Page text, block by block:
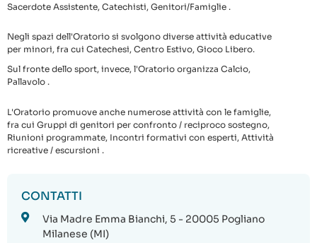
Sacerdote Assistente, Catechisti, Genitori/Famiglie .
Negli spazi dell'Oratorio si svolgono diverse attività educative
per minori, fra cui Catechesi, Centro Estivo, Gioco Libero.
Sul fronte dello sport, invece, l'Oratorio organizza Calcio,
Pallavolo .
L'Oratorio promuove anche numerose attività con le famiglie,
fra cui Gruppi di genitori per confronto / reciproco sostegno,
Riunioni programmate, Incontri formativi con esperti, Attività
ricreative / escursioni .
CONTATTI
Via Madre Emma Bianchi, 5 - 20005 Pogliano
Milanese (MI)